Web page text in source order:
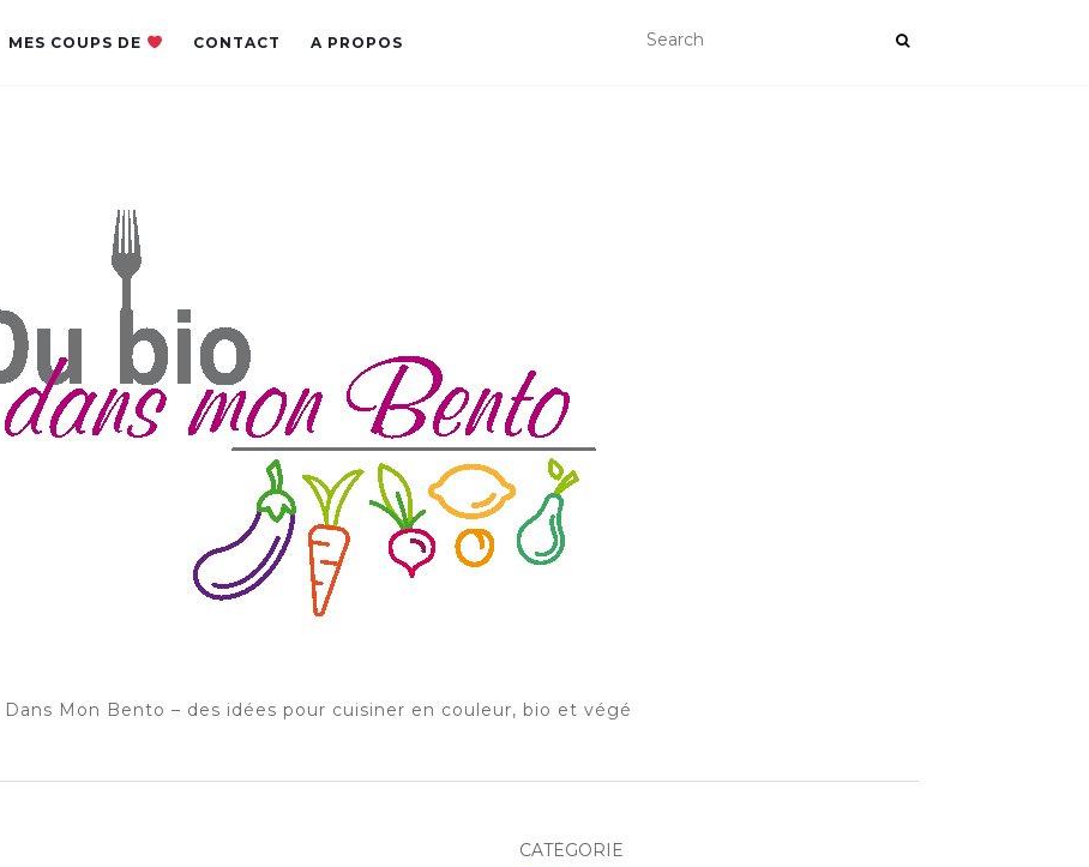
MES COUPS DE CONTACT A PROPOS
Dans Mon Bento – des idées pour cuisiner en couleur, bio et végé
CATÉGORIE